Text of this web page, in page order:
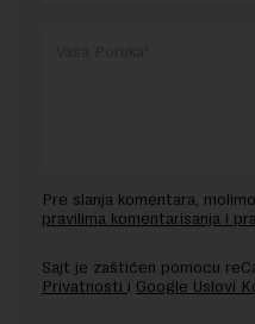
Pre slanja komentara,
pravilima komentarisanja i
Sajt je zaštićen pomocu
Privatnosti i Google Uslovi